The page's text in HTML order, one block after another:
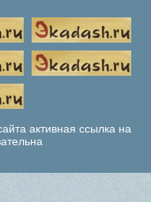
активная ссылка на